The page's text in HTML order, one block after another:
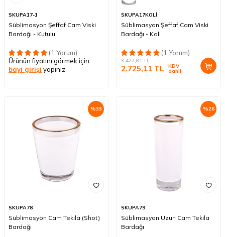
SKUPA17-1
Süblimasyon Şeffaf Cam Viski
Bardağı - Kutulu
(1 Yorum)
Ürünün fiyatını görmek için
bayi girişi yapınız
SKUPA17KOLİ
Süblimasyon Şeffaf Cam Viski
Bardağı - Koli
(1 Yorum)
3.427,81TL
2.725,11 TL KDV
dahil
%33
SKUPA78
Süblimasyon Cam Tekila (Shot)
Bardağı
%26
SKUPA79
Süblimasyon Uzun Cam Tekila
Bardağı